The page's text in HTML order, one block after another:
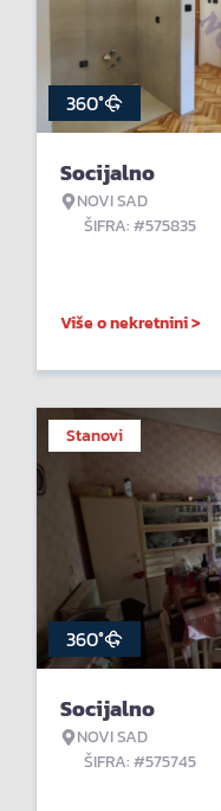
360°
Socijalno
NOVI SAD
ŠIFRA: #575835
Više o nekretnini >
Stanovi
360°
Socijalno
NOVI SAD
ŠIFRA: #575745